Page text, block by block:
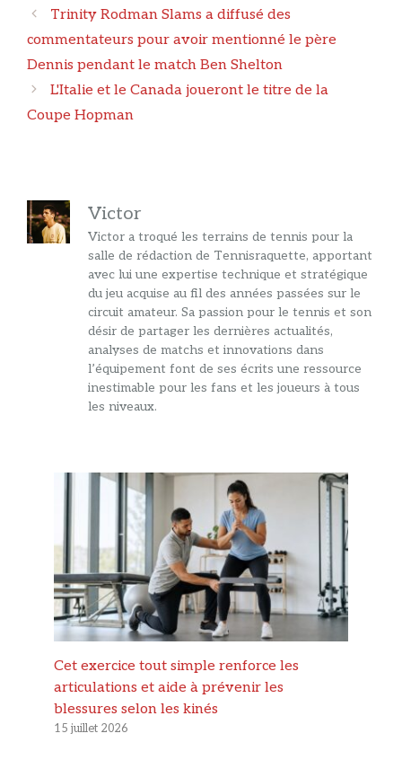
Navigation
des
Trinity Rodman Slams a diffusé des
commentateurs pour avoir mentionné le père
Dennis pendant le match Ben Shelton
L'Italie et le Canada joueront le titre de la
Coupe Hopman
Victor
Victor a troqué les terrains de tennis pour la
salle de rédaction de Tennisraquette, apportant
avec lui une expertise technique et stratégique
du jeu acquise au fil des années passées sur le
circuit amateur. Sa passion pour le tennis et son
désir de partager les dernières actualités,
analyses de matchs et innovations dans
l’équipement font de ses écrits une ressource
inestimable pour les fans et les joueurs à tous
les niveaux.
Cet exercice tout simple renforce les
articulations et aide à prévenir les
blessures selon les kinés
15 juillet 2026